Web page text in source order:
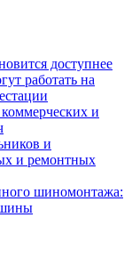
доступнее
работать на
и
и
и ремонтных
шиномонтажа:
шины